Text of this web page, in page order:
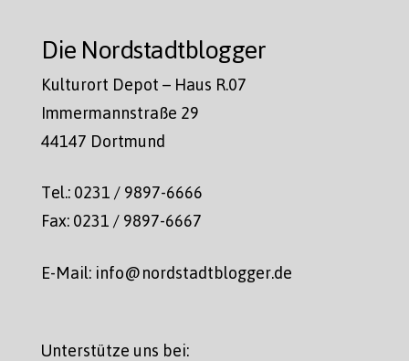
Die Nordstadtblogger
Kulturort Depot – Haus R.07
Immermannstraße 29
44147 Dortmund
Tel.: 0231 / 9897-6666
Fax: 0231 / 9897-6667
E-Mail: info@nordstadtblogger.de
Unterstütze uns bei: